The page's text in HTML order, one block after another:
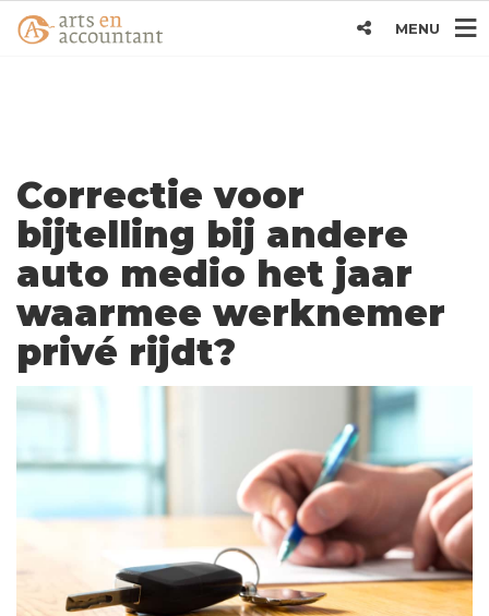
MENU
Correctie voor
bijtelling bij andere
auto medio het jaar
waarmee werknemer
privé rijdt?